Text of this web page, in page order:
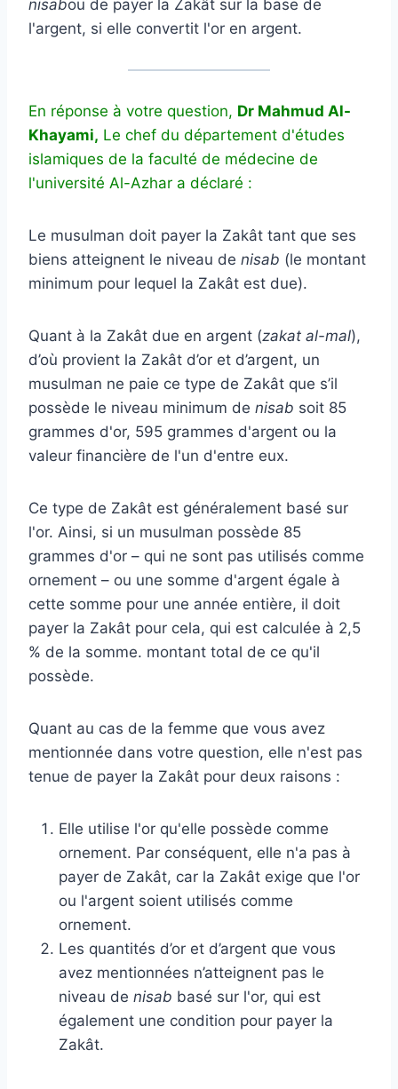
nisabou de payer la Zakât sur la base de
l'argent, si elle convertit l'or en argent.
En réponse à votre question, Dr Mahmud Al-
Khayami, Le chef du département d'études
islamiques de la faculté de médecine de
l'université Al-Azhar a déclaré :
Le musulman doit payer la Zakât tant que ses
biens atteignent le niveau de nisab (le montant
minimum pour lequel la Zakât est due).
Quant à la Zakât due en argent (zakat al-mal),
d’où provient la Zakât d’or et d’argent, un
musulman ne paie ce type de Zakât que s’il
possède le niveau minimum de nisab soit 85
grammes d'or, 595 grammes d'argent ou la
valeur financière de l'un d'entre eux.
Ce type de Zakât est généralement basé sur
l'or. Ainsi, si un musulman possède 85
grammes d'or – qui ne sont pas utilisés comme
ornement – ​​ou une somme d'argent égale à
cette somme pour une année entière, il doit
payer la Zakât pour cela, qui est calculée à 2,5
% de la somme. montant total de ce qu'il
possède.
Quant au cas de la femme que vous avez
mentionnée dans votre question, elle n'est pas
tenue de payer la Zakât pour deux raisons :
Elle utilise l'or qu'elle possède comme
ornement. Par conséquent, elle n'a pas à
payer de Zakât, car la Zakât exige que l'or
ou l'argent soient utilisés comme
ornement.
Les quantités d’or et d’argent que vous
avez mentionnées n’atteignent pas le
niveau de nisab basé sur l'or, qui est
également une condition pour payer la
Zakât.